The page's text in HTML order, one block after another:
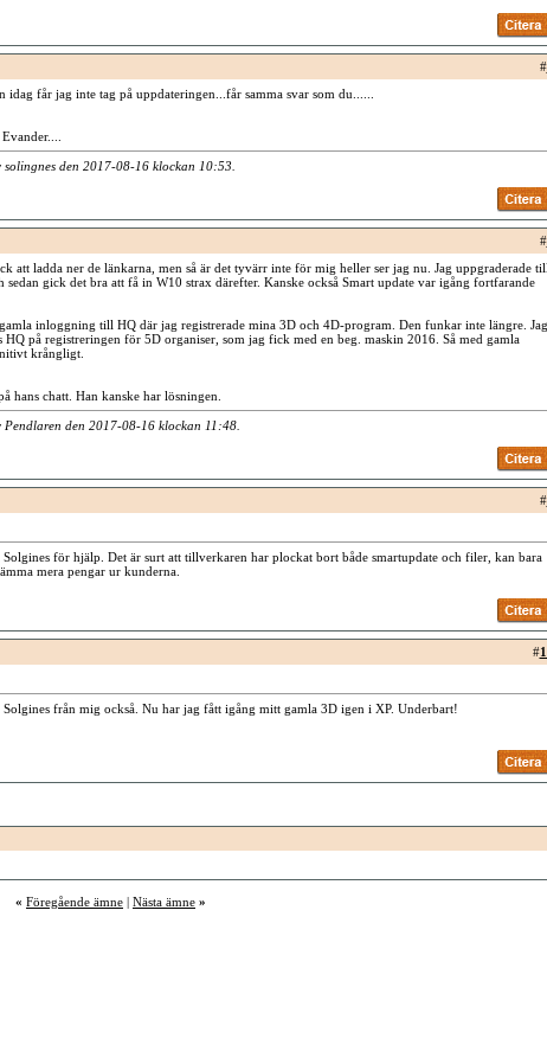
#
idag får jag inte tag på uppdateringen...får samma svar som du......
solingnes den 2017-08-16 klockan 10:53
#
att ladda ner de länkarna, men så är det tyvärr inte för mig heller ser jag nu. Jag uppgraderade
sedan gick det bra att få in W10 strax därefter. Kanske också Smart update var igång fortfarande
inloggning till HQ där jag registrerade mina 3D och 4D-program. Den funkar inte längre. Jag
HQ på registreringen för 5D organiser, som jag fick med en beg. maskin 2016. Så med gamla
krångligt.
hans chatt. Han kanske har lösningen.
Pendlaren den 2017-08-16 klockan 11:48.
#
Solgines för hjälp. Det är surt att tillverkaren har plockat bort både smartupdate och filer, kan bara
mera pengar ur kunderna.
#
Solgines från mig också. Nu har jag fått igång mitt gamla 3D igen i XP. Underbart!
« Föregående ämne | Nästa ämne »